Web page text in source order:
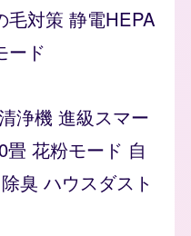
毛対策 静電HEPA
ード
浄機 進級スマー
畳 花粉モード 自
臭 ハウスダスト